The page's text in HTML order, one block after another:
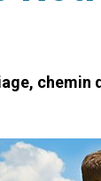
chemin